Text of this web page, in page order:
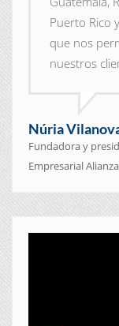
Puerto Rico
que nos
nuestros
Núria
Fundadora y
Empresarial